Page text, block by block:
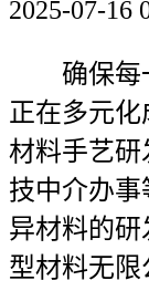
2025-07-16
确保每一
正在多元
材料手艺研
技中介办
异材料的
型材料无